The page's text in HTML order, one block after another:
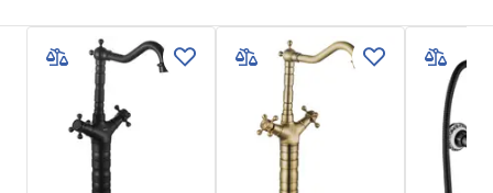
Spôsob montáže
Stojanková
Farba
Čierna
Typ výtoku
Materiál
Mosadz
Rozsah výtoku
Záručné podmienky
Warranty_Terms_and_Conditions_Faucets_-_5.pdf
Návod na montáž
faucet.pdf